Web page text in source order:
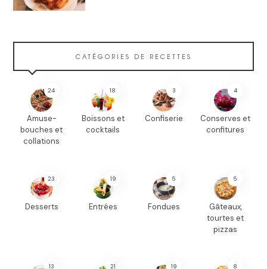
CATÉGORIES DE RECETTES
24
Amuse-
bouches et
collations
18
Boissons et
cocktails
3
Confiserie
4
Conserves et
confitures
23
Desserts
19
Entrées
5
Fondues
5
Gâteaux,
tourtes et
pizzas
13 21 19 8